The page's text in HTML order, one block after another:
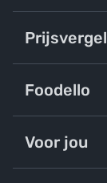
Foodello
Voor jou